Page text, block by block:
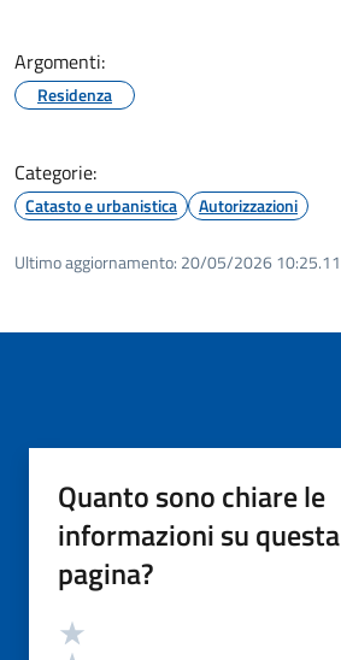
Argomenti:
Residenza
Categorie:
Catasto e urbanistica Autorizzazioni
Ultimo aggiornamento: 20/05/2026 10:25.11
Quanto sono chiare le
informazioni su questa
pagina?
Valutazione